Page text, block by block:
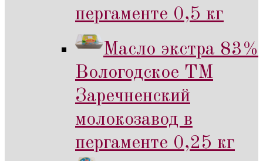
пергаменте 0,5 кг
Масло экстра 83%
Вологодское ТМ
Заречненский
молокозавод в
пергаменте 0,25 кг